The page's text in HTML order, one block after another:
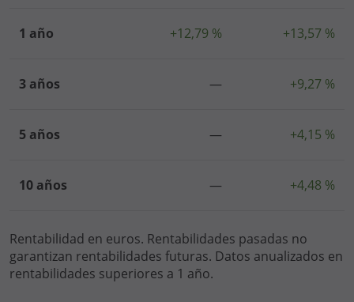
1 año +12,79 % +13,57 %
3 años — +9,27 %
5 años — +4,15 %
10 años — +4,48 %
Rentabilidad en euros. Rentabilidades pasadas no
garantizan rentabilidades futuras. Datos anualizados en
rentabilidades superiores a 1 año.